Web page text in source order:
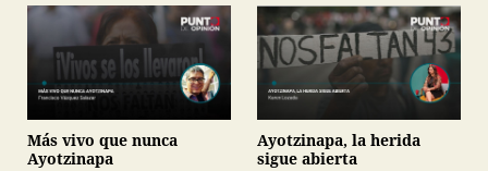
Más vivo que nunca
Ayotzinapa
Ayotzinapa, la herida
sigue abierta